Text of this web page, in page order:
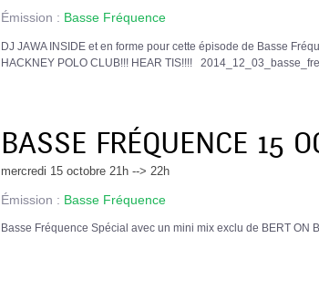
Émission : Basse Fréquence
DJ JAWA INSIDE et en forme pour cette épisode de Basse
HACKNEY POLO CLUB!!! HEAR TIS!!!!
BASSE FRÉQUENCE 15
mercredi 15 octobre 21h --> 22h
Émission : Basse Fréquence
Basse Fréquence Spécial avec un mini mix exclu de BERT